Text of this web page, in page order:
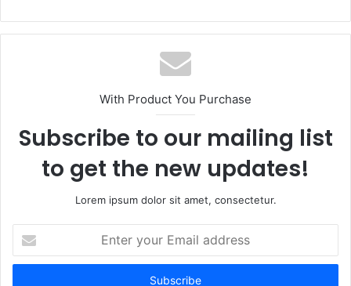
With Product You Purchase
Subscribe to our mailing list
to get the new updates!
Lorem ipsum dolor sit amet, consectetur.
your
Email